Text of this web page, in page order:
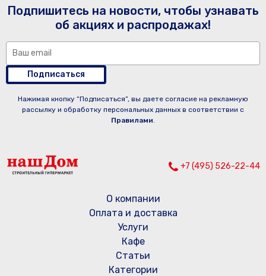
Подпишитесь на новости, чтобы узнавать
об акциях и распродажах!
Подписаться
Нажимая кнопку “Подписаться”, вы даете согласие на рекламную
рассылку и обработку персональных данных в соответствии с
Правилами.
+7 (495) 526-22-44
О компании
Оплата и доставка
Услуги
Кафе
Статьи
Категории